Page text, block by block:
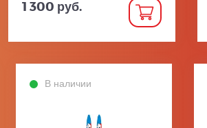
1 300 руб.
В наличии